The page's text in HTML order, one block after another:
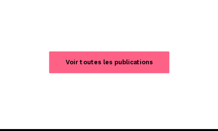
Voir toutes les publications